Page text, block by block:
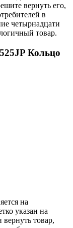
вернуть его,
в
четырнадцати
товар.
Кольцо
на
указан на
товар,